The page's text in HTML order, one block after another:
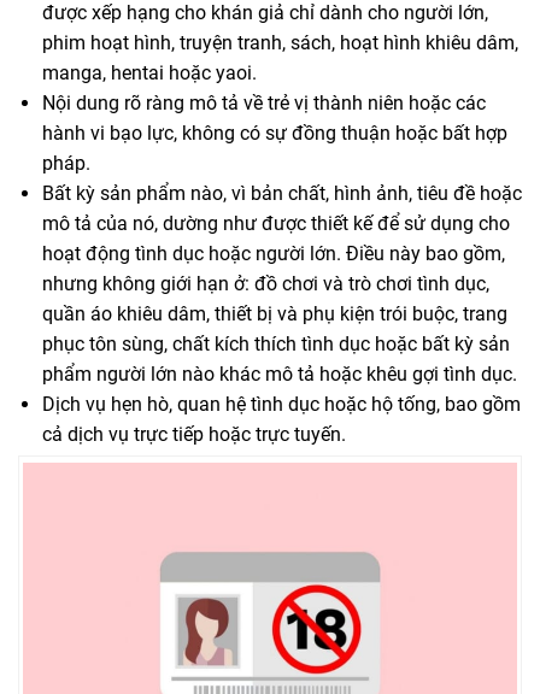
được xếp hạng cho khán giả chỉ dành cho người lớn,
phim hoạt hình, truyện tranh, sách, hoạt hình khiêu dâm,
manga, hentai hoặc yaoi.
Nội dung rõ ràng mô tả về trẻ vị thành niên hoặc các
hành vi bạo lực, không có sự đồng thuận hoặc bất hợp
pháp.
Bất kỳ sản phẩm nào, vì bản chất, hình ảnh, tiêu đề hoặc
mô tả của nó, dường như được thiết kế để sử dụng cho
hoạt động tình dục hoặc người lớn. Điều này bao gồm,
nhưng không giới hạn ở: đồ chơi và trò chơi tình dục,
quần áo khiêu dâm, thiết bị và phụ kiện trói buộc, trang
phục tôn sùng, chất kích thích tình dục hoặc bất kỳ sản
phẩm người lớn nào khác mô tả hoặc khêu gợi tình dục.
Dịch vụ hẹn hò, quan hệ tình dục hoặc hộ tống, bao gồm
cả dịch vụ trực tiếp hoặc trực tuyến.